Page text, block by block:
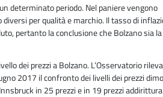
determinato periodo. Nel paniere vengono
per qualità e marchio. Il tasso di
pertanto la conclusione che Bolzano sia la
dei prezzi a Bolzano. L’Osservatorio rileva
2017 il confronto dei livelli dei prezzi
in 25 prezzi e in 19 prezzi